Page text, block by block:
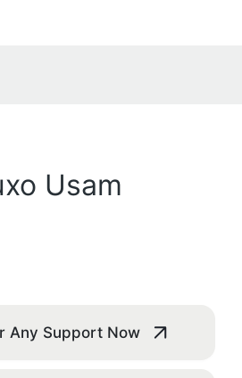
Usam
Any Support Now